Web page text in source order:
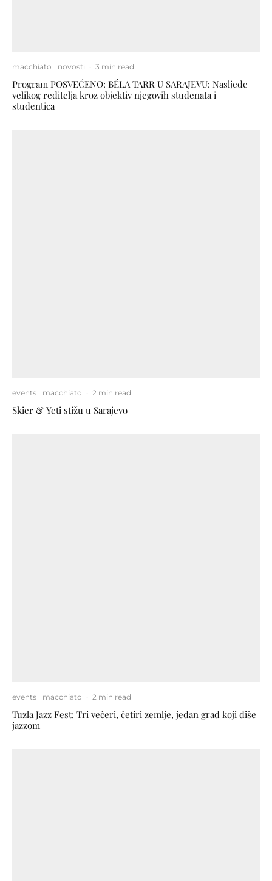
macchiato novosti · 3 min read
Program POSVEĆENO: BÉLA TARR U SARAJEVU: Nasljeđe
velikog reditelja kroz objektiv njegovih studenata i
studentica
events macchiato · 2 min read
Skier & Yeti stižu u Sarajevo
events macchiato · 2 min read
Tuzla Jazz Fest: Tri večeri, četiri zemlje, jedan grad koji diše
jazzom